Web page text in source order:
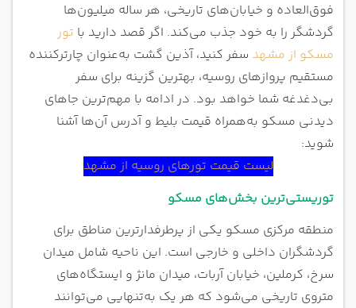
فوق‌العاده و خیابان‌های تاریخی، هر ساله میلیون‌ها
گردشگر را به خود جذب می‌کند. اگر قصد دارید با تور
مسکو از مشهد سفر کنید، آذین گشت به‌عنوان چارترکننده
مستقیم پروازهای روسیه، بهترین گزینه برای سفر
بی‌دغدغه شما خواهد بود. در ادامه با مهم‌ترین جاهای
دیدنی مسکو به‌همراه قیمت بلیط و آدرس آن‌ها آشنا
شوید:
لیست قیمت تورهای روسیه از مشهد
توریستی‌ترین بخش‌های مسکو
منطقه مرکزی مسکو یکی از پرطرفدارترین مناطق برای
گردشگران داخلی و خارجی است. این ناحیه شامل میدان
سرخ، کرملین، خیابان آربات، میدان مانژ و ایستگاه‌های
متروی تاریخی می‌شود که هر یک به‌تنهایی می‌توانند